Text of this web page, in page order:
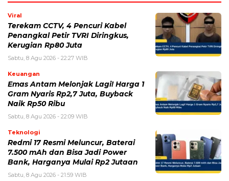
Viral
Terekam CCTV, 4 Pencuri Kabel
Penangkal Petir TVRI Diringkus,
Kerugian Rp80 Juta
Sabtu, 8 Agu 2026 - 22:27 WIB
Keuangan
Emas Antam Melonjak Lagi! Harga 1
Gram Nyaris Rp2,7 Juta, Buyback
Naik Rp50 Ribu
Sabtu, 8 Agu 2026 - 22:09 WIB
Teknologi
Redmi 17 Resmi Meluncur, Baterai
7.500 mAh dan Bisa Jadi Power
Bank, Harganya Mulai Rp2 Jutaan
Sabtu, 8 Agu 2026 - 21:59 WIB